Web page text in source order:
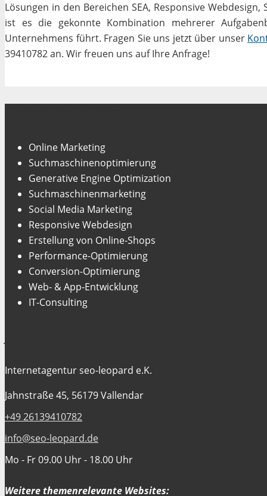
Lösungen in den Bereichen SEA, Responsive
ist es die gekonnte Kombination mehrerer
Unternehmens führt. Fragen Sie uns jetzt über unser
39410782 an. Wir freuen uns auf Ihre Anfrage!
Online Marketing
Suchmaschinenoptimierung
Generative Engine Optimization
Suchmaschinenmarketing
Social Media Marketing
Responsive Webdesign
Erstellung von Online-Shops
Performance-Optimierung
Conversion-Optimierung
Web- & App-Entwicklung
IT-Consulting
Internetagentur seo-leopard e.K.
Jahnstraße 45, 56179 Vallendar
+49 26139410782
info@seo-leopard.de
Mo - Fr 09.00 Uhr - 18.00 Uhr
Weitere themenrelevante Websites: